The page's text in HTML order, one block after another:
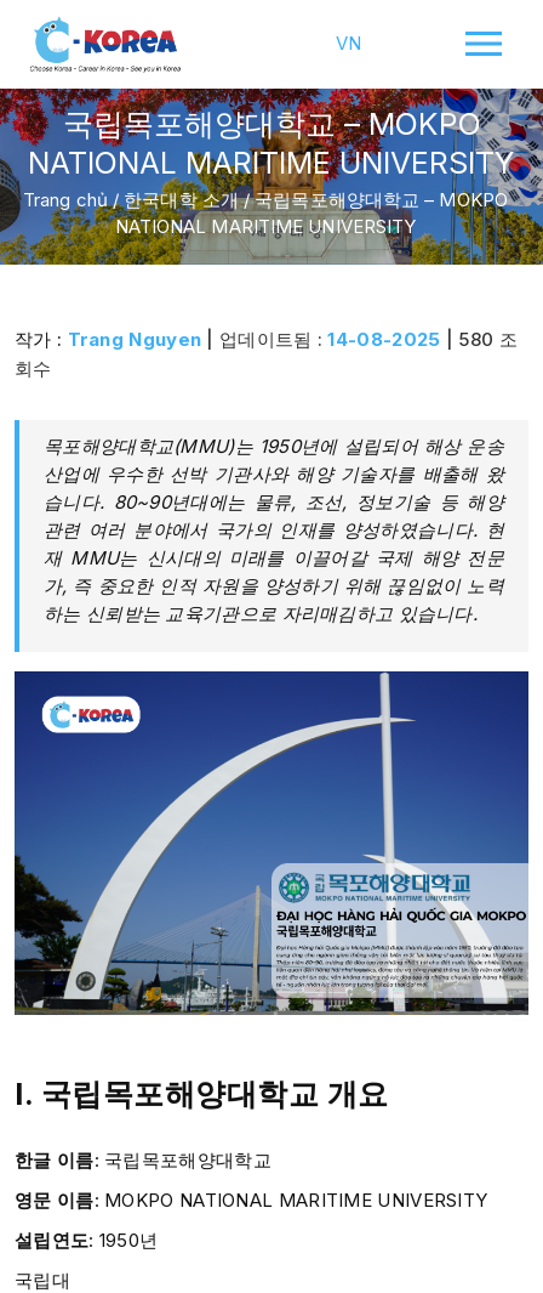
VN
국립목포해양대학교 – MOKPO
NATIONAL MARITIME UNIVERSITY
Trang chủ/한국대학 소개/국립목포해양대학교 – MOKPO
NATIONAL MARITIME UNIVERSITY
작가 : Trang Nguyen | 업데이트됨 :14-08-2025 | 580 조
회수
목포해양대학교(MMU)는 1950년에 설립되어 해상 운송
산업에 우수한 선박 기관사와 해양 기술자를 배출해 왔
습니다. 80~90년대에는 물류, 조선, 정보기술 등 해양
관련 여러 분야에서 국가의 인재를 양성하였습니다. 현
재 MMU는 신시대의 미래를 이끌어갈 국제 해양 전문
가, 즉 중요한 인적 자원을 양성하기 위해 끊임없이 노력
하는 신뢰받는 교육기관으로 자리매김하고 있습니다.
I. 국립목포해양대학교 개요
한글 이름: 국립목포해양대학교
영문 이름: MOKPO NATIONAL MARITIME UNIVERSITY
설립연도: 1950년
국립대